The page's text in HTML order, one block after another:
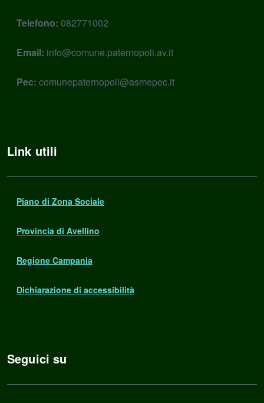
Telefono: 082771002
Email: info@comune.paternopoli.av.it
Pec: comunepaternopoli@asmepec.it
Link utili
Piano di Zona Sociale
Provincia di Avellino
Regione Campania
Dichiarazione di accessibilità
Seguici su